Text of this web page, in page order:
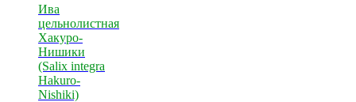
Ива
цельнолистная
Хакуро-
Нишики
(Salix integra
Hakuro-
Nishiki)